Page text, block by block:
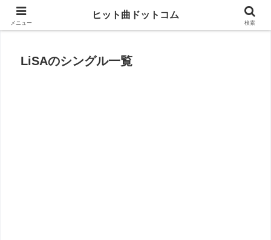
思い出の曲がすぐに見つかる
LiSAのシングル一覧
メニュー
ヒット曲ドットコム
検索